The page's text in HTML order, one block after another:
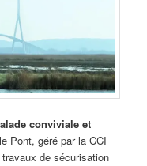
conviviale et
Pont, géré par la CCI
de sécurisation